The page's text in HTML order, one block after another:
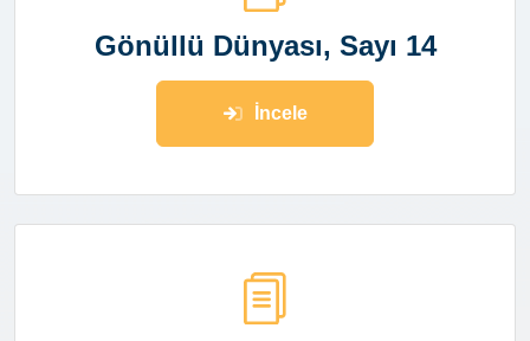
Gönüllü Dünyası, Sayı 14
İncele